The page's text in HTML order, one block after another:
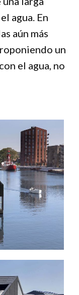
agua. En
aún más
un
el agua, no